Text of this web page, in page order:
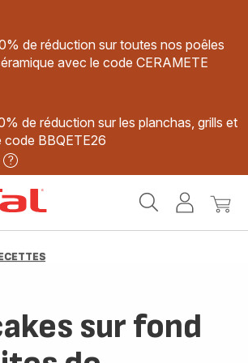
de réduction sur toutes nos poêles
avec le code CERAMETE
de réduction sur les planchas, grills et
code BBQETE26
MonMon
sur fond